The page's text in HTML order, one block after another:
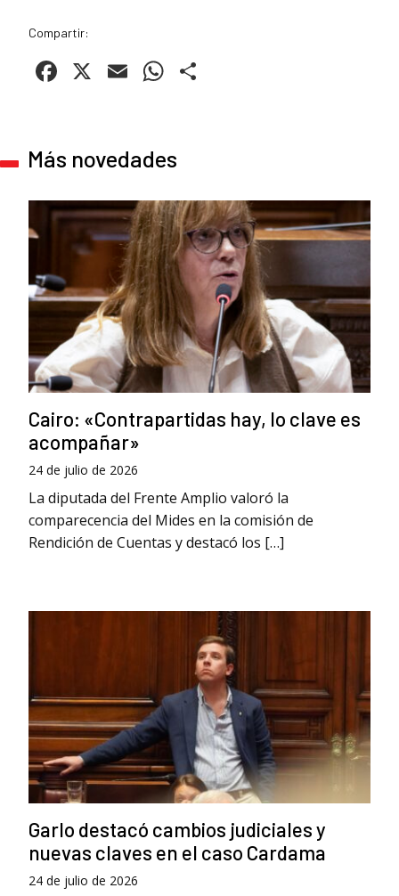
Compartir:
Facebook
X EmailWhatsApp
Más novedades
Cairo: «Contrapartidas hay, lo clave es
acompañar»
24 de julio de 2026
La diputada del Frente Amplio valoró la
comparecencia del Mides en la comisión de
Rendición de Cuentas y destacó los […]
Garlo destacó cambios judiciales y
nuevas claves en el caso Cardama
24 de julio de 2026